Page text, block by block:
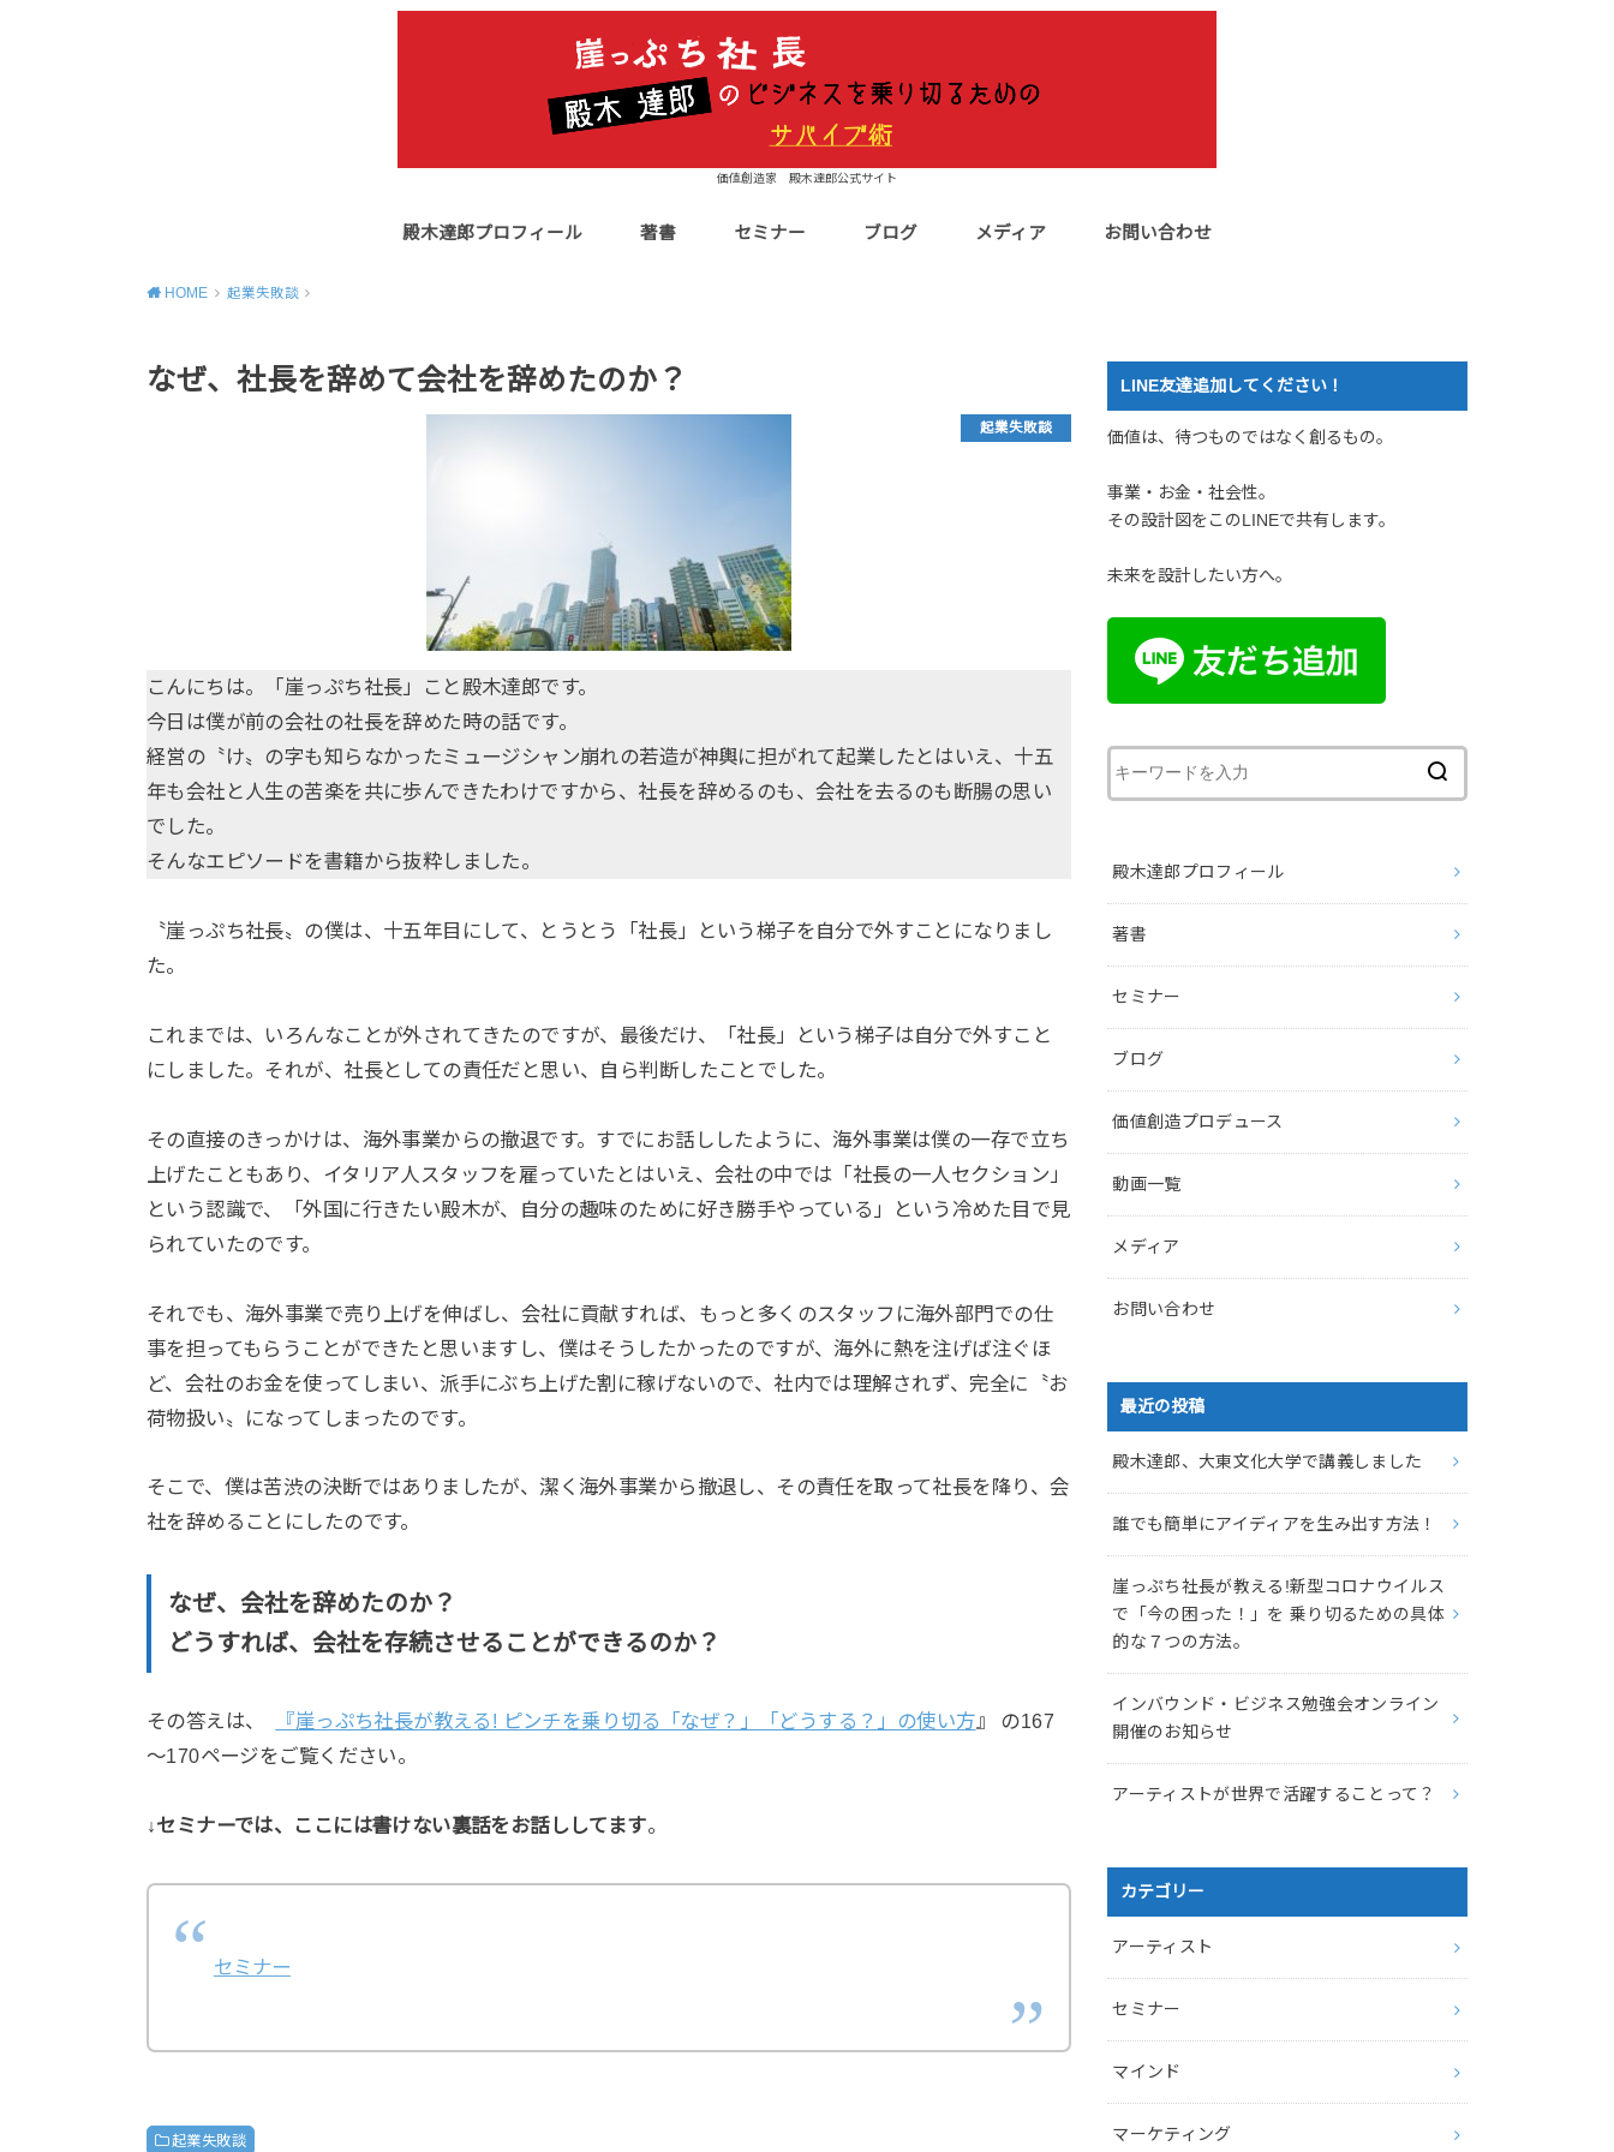
価値創造家 殿木達郎公式サイト
殿木達郎プロフィール 著書 セミナー ブログ メディア お問い合わせ
HOME 起業失敗談
なぜ、社長を辞めて会社を辞めたのか？
起業失敗談
こんにちは。「崖っぷち社長」こと殿木達郎です。
今日は僕が前の会社の社長を辞めた時の話です。
経営の〝け〟の字も知らなかったミュージシャン崩れの若造が神輿に担がれて起業したとはいえ、十五
年も会社と人生の苦楽を共に歩んできたわけですから、社長を辞めるのも、会社を去るのも断腸の思い
でした。
そんなエピソードを書籍から抜粋しました。
〝崖っぷち社長〟の僕は、十五年目にして、とうとう「社長」という梯子を自分で外すことになりまし
た。
これまでは、いろんなことが外されてきたのですが、最後だけ、「社長」という梯子は自分で外すこと
にしました。それが、社長としての責任だと思い、自ら判断したことでした。
その直接のきっかけは、海外事業からの撤退です。すでにお話ししたように、海外事業は僕の一存で立ち
上げたこともあり、イタリア人スタッフを雇っていたとはいえ、会社の中では「社長の一人セクション」
という認識で、「外国に行きたい殿木が、自分の趣味のために好き勝手やっている」という冷めた目で見
られていたのです。
それでも、海外事業で売り上げを伸ばし、会社に貢献すれば、もっと多くのスタッフに海外部門での仕
事を担ってもらうことができたと思いますし、僕はそうしたかったのですが、海外に熱を注げば注ぐほ
ど、会社のお金を使ってしまい、派手にぶち上げた割に稼げないので、社内では理解されず、完全に〝お
荷物扱い〟になってしまったのです。
そこで、僕は苦渋の決断ではありましたが、潔く海外事業から撤退し、その責任を取って社長を降り、会
社を辞めることにしたのです。
なぜ、会社を辞めたのか？
どうすれば、会社を存続させることができるのか？
その答えは、 『崖っぷち社長が教える! ピンチを乗り切る「なぜ？」「どうする？」の使い方 』 の167
～170ページをご覧ください。
↓セミナーでは、ここには書けない裏話をお話ししてます。
セミナー
起業失敗談
LINE友達追加してください！
価値は、待つものではなく創るもの。
事業・お金・社会性。
その設計図をこのLINEで共有します。
未来を設計したい方へ。
殿木達郎プロフィール
著書
セミナー
ブログ
価値創造プロデュース
動画一覧
メディア
お問い合わせ
最近の投稿
殿木達郎、大東文化大学で講義しました
誰でも簡単にアイディアを生み出す方法！
崖っぷち社長が教える!新型コロナウイルス
で「今の困った！」を 乗り切るための具体
的な７つの方法。
インバウンド・ビジネス勉強会オンライン
開催のお知らせ
アーティストが世界で活躍することって？
カテゴリー
アーティスト
セミナー
マインド
マーケティング